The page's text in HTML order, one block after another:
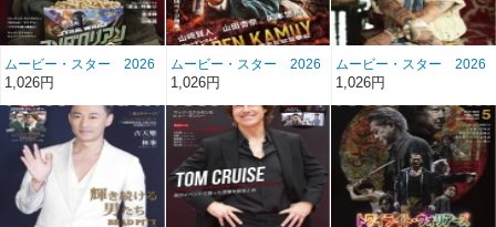
ムービー・スター 2026
年8月号 雑誌/MS-235
1,026円
ムービー・スター 2026
年5月号 雑誌/MS-234
1,026円
ムービー・スター 2026
年2月号 雑誌/MS-233
1,026円